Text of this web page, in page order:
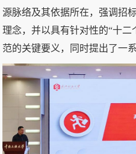
源脉络及其依据所在，强调招
理念，并以具有针对性的“十
范的关键要义，同时提出了一